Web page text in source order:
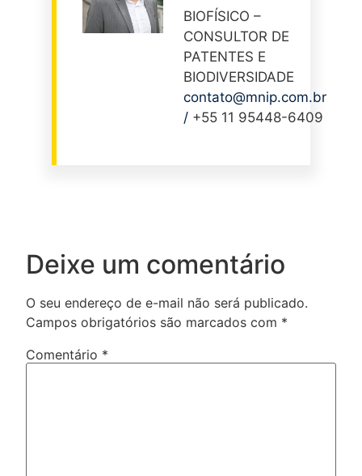
BIOFÍSICO –
CONSULTOR DE
PATENTES E
BIODIVERSIDADE
contato@mnip.com.br
/ +55 11 95448-6409
Deixe um comentário
O seu endereço de e-mail não será publicado.
Campos obrigatórios são marcados com *
Comentário *